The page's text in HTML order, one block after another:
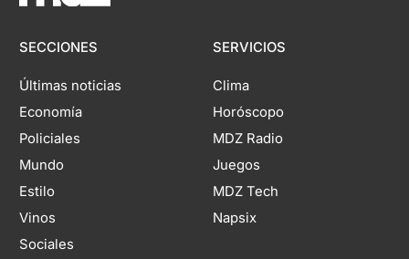
SECCIONES
Últimas noticias
Economía
Policiales
Mundo
Estilo
Vinos
Sociales
SERVICIOS
Clima
Horóscopo
MDZ Radio
Juegos
MDZ Tech
Napsix